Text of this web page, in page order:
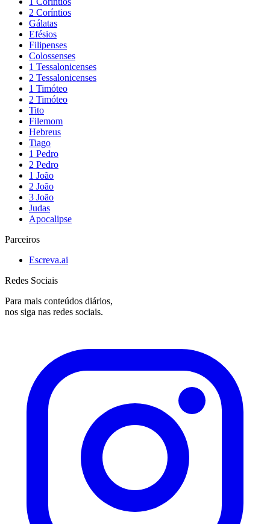
2 Coríntios
Gálatas
Efésios
Filipenses
Colossenses
1 Tessalonicenses
2 Tessalonicenses
1 Timóteo
2 Timóteo
Tito
Filemom
Hebreus
Tiago
1 Pedro
2 Pedro
1 João
2 João
3 João
Judas
Apocalipse
Parceiros
Escreva.ai
Redes Sociais
Para mais conteúdos diários,
nos siga nas redes sociais.